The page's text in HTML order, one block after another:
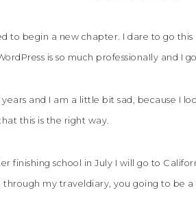
to begin a new chapter. I dare to go
is so much professionaIly and I
years and I am a little bit sad, because I
this is the right way.
finishing school in July I will go to
my traveldiary, you going to be